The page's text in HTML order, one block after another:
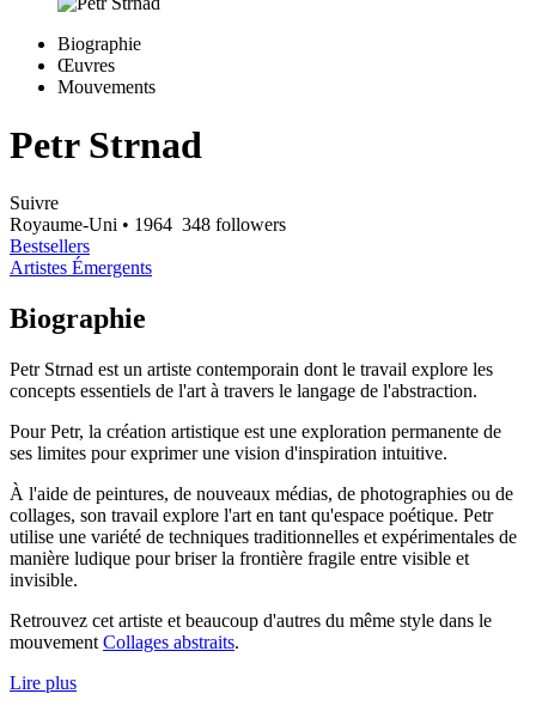
Biographie
Œuvres
Mouvements
Petr Strnad
Suivre
Royaume-Uni • 1964 348 followers
Bestsellers
Artistes Émergents
Biographie
Petr Strnad est un artiste contemporain dont le travail explore les
concepts essentiels de l'art à travers le langage de l'abstraction.
Pour Petr, la création artistique est une exploration permanente de
ses limites pour exprimer une vision d'inspiration intuitive.
À l'aide de peintures, de nouveaux médias, de photographies ou de
collages, son travail explore l'art en tant qu'espace poétique. Petr
utilise une variété de techniques traditionnelles et expérimentales de
manière ludique pour briser la frontière fragile entre visible et
invisible.
Retrouvez cet artiste et beaucoup d'autres du même style dans le
mouvement Collages abstraits.
Lire plus